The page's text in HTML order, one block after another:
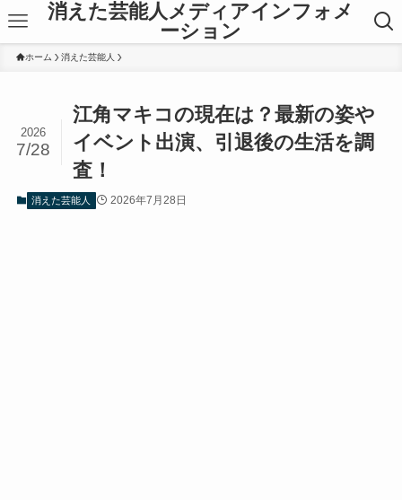
消えた芸能人メディアインフォメ
ーション
ホーム 消えた芸能人
江角マキコの現在は？最新の姿や
イベント出演、引退後の生活を調
査！
2026
7/28
消えた芸能人 2026年7月28日